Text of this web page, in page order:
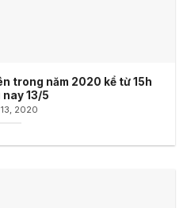
trong năm 2020 kể từ 15h
nay 13/5
2020